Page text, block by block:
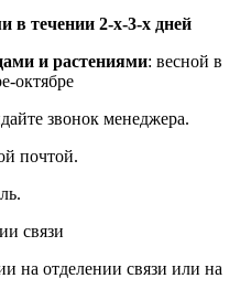
в течении 2-х-3-х дней
и растениями: весной в
октябре
звонок менеджера.
почтой.
связи
на отделении связи или на